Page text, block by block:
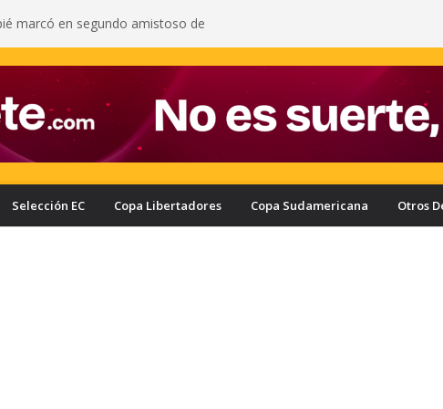
marcó en segundo amistoso de
cuánto ganaría el ecuatoriano
puede quedar eliminado de la Copa
a haber derrotado a Liga de Portoviejo?
con nuevo delantero: Ronie Carrillo llegó a
fichar por el Bombillo
Liga de Portoviejo en polémica partido
Selección EC Copa Libertadores Copa Sudamericana Otros